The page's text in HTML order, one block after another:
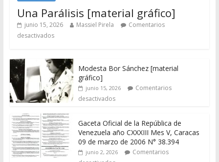
Una Parálisis [material gráfico]
junio 15, 2026 Massiel Pirela
Comentarios
desactivados
Modesta Bor Sánchez [material
gráfico]
junio 15, 2026
Comentarios
desactivados
Gaceta Oficial de la República de
Venezuela año CXXXIII Mes V, Caracas
09 de marzo de 2006 N° 38.394
junio 2, 2026
Comentarios